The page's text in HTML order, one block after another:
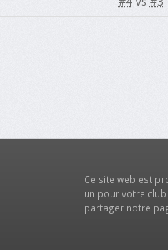
Ce site web est
un pour votre
partager notre